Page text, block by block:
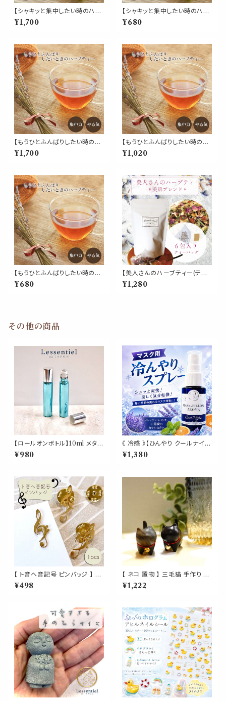
【シャキッと集中したい時のハー
ブティー 50g】勉強 学生 集中
やる気 受験 レモングラス ペパ
ワーク 作業
¥1,700
【シャキッと集中したい時のハー
ブティー 20g】勉強 学生 集中
やる気 受験 レモングラス ペパ
ワーク 作業
¥680
【もうひとふんばりしたい時のハ
ーブティー 】50g リーフ ブレン
ド 勉強 学生 集中 やる気 受験
ンジン ハーブ 贈り物 応援 ギフ
ト
¥1,700
【もうひとふんばりしたい時のハ
ーブティー 】30g リーフ ブレン
ド 勉強 学生 集中 やる気 受験
ンジン ハーブ 贈り物 応援 ギフ
ト
¥1,020
【もうひとふんばりしたい時のハ
ーブティー 】20g リーフ ブレン
ド 勉強 学生 集中 やる気 受験
¥680
【美人さんのハーブティー(ティ
ーパック)】《美肌 ブレンド》6包
入 ティーバッグ ローズヒップ ロ
¥1,280
その他の商品
【ロールオンボトル】10ml メタリ
ックブルー シルバーキャップ 高
級 遮光瓶 ガラス製 化粧水 容器
¥980
《 冷感 》【ひんやり クールナイ
ト】ラベンダー オレンジ 天然薄
荷 マスクスプレー ピロースプレ
¥1,380
【 ト音ヘ音記号 ピンバッジ 】 1
個 ゴールド ト音記号 ヘ音記号
大譜表 吹奏楽 音楽 学校 コン
胸飾り 装飾ピン イベント アク
セサリー ジュエリー ファッショ
ン 小物 ワンポイント プレゼント
ギフト 贈り物 おしゃれ アクセン
ト かわいい
¥498
【 ネコ 置物 】 三毛猫 手作り 木
彫り サンダルウッド ビャクダン
木製 オブジェ ミニチュア ねこ
¥1,222